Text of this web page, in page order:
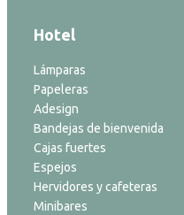
Hotel
Lámparas
Papeleras
Adesign
Bandejas de bienvenida
Cajas fuertes
Espejos
Hervidores y cafeteras
Minibares